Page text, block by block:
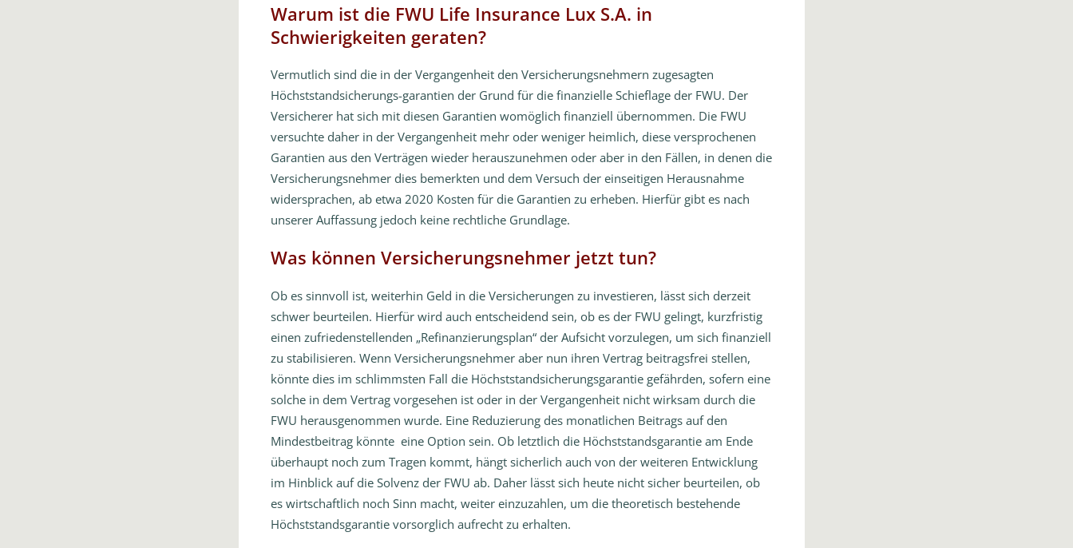
Warum ist die FWU Life Insurance Lux S.A. in
Schwierigkeiten geraten?
Vermutlich sind die in der Vergangenheit den Versicherungsnehmern zugesagten
Höchststandsicherungs-garantien der Grund für die finanzielle Schieflage der FWU. Der
Versicherer hat sich mit diesen Garantien womöglich finanziell übernommen. Die FWU
versuchte daher in der Vergangenheit mehr oder weniger heimlich, diese versprochenen
Garantien aus den Verträgen wieder herauszunehmen oder aber in den Fällen, in denen die
Versicherungsnehmer dies bemerkten und dem Versuch der einseitigen Herausnahme
widersprachen, ab etwa 2020 Kosten für die Garantien zu erheben. Hierfür gibt es nach
unserer Auffassung jedoch keine rechtliche Grundlage.
Was können Versicherungsnehmer jetzt tun?
Ob es sinnvoll ist, weiterhin Geld in die Versicherungen zu investieren, lässt sich derzeit
schwer beurteilen. Hierfür wird auch entscheidend sein, ob es der FWU gelingt, kurzfristig
einen zufriedenstellenden „Refinanzierungsplan“ der Aufsicht vorzulegen, um sich finanziell
zu stabilisieren. Wenn Versicherungsnehmer aber nun ihren Vertrag beitragsfrei stellen,
könnte dies im schlimmsten Fall die Höchststandsicherungsgarantie gefährden, sofern eine
solche in dem Vertrag vorgesehen ist oder in der Vergangenheit nicht wirksam durch die
FWU herausgenommen wurde. Eine Reduzierung des monatlichen Beitrags auf den
Mindestbeitrag könnte eine Option sein. Ob letztlich die Höchststandsgarantie am Ende
überhaupt noch zum Tragen kommt, hängt sicherlich auch von der weiteren Entwicklung
im Hinblick auf die Solvenz der FWU ab. Daher lässt sich heute nicht sicher beurteilen, ob
es wirtschaftlich noch Sinn macht, weiter einzuzahlen, um die theoretisch bestehende
Höchststandsgarantie vorsorglich aufrecht zu erhalten.